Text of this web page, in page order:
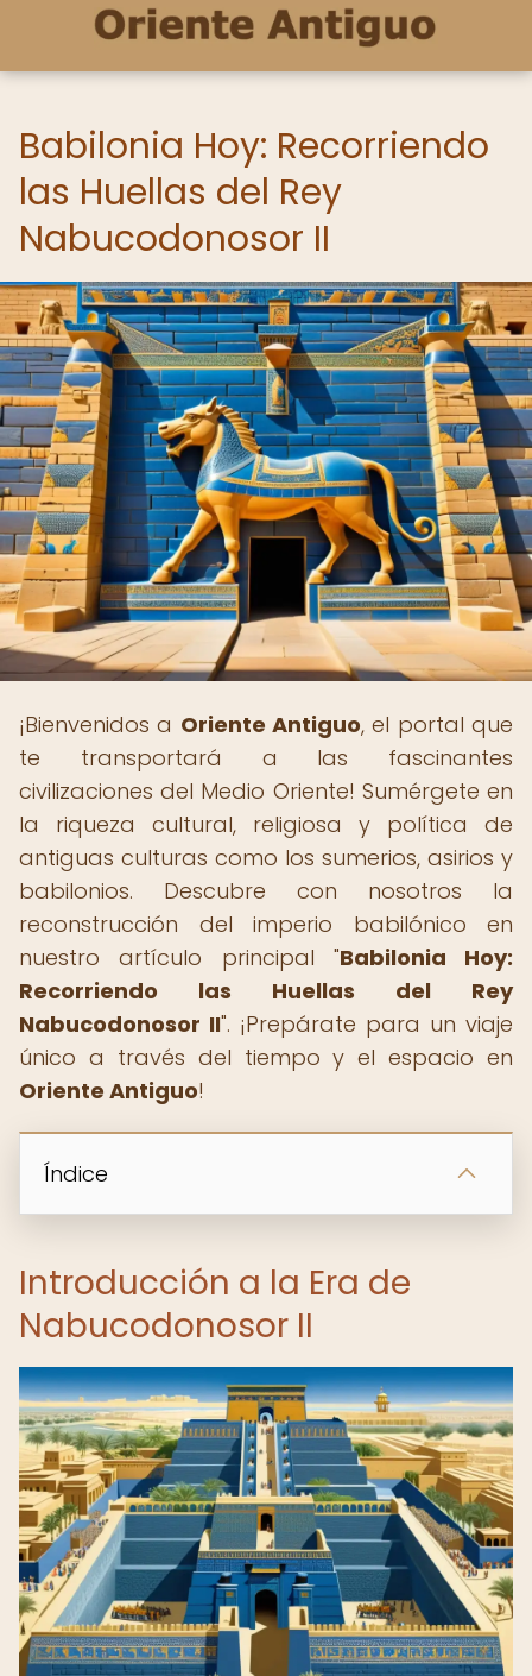
Babilonia Hoy: Recorriendo
las Huellas del Rey
Nabucodonosor II
¡Bienvenidos a Oriente Antiguo, el portal que
te transportará a las fascinantes
civilizaciones del Medio Oriente! Sumérgete en
la riqueza cultural, religiosa y política de
antiguas culturas como los sumerios, asirios y
babilonios. Descubre con nosotros la
reconstrucción del imperio babilónico en
nuestro artículo principal "Babilonia Hoy:
Recorriendo las Huellas del Rey
Nabucodonosor II". ¡Prepárate para un viaje
único a través del tiempo y el espacio en
Oriente Antiguo!
Índice
Introducción a la Era de
Nabucodonosor II